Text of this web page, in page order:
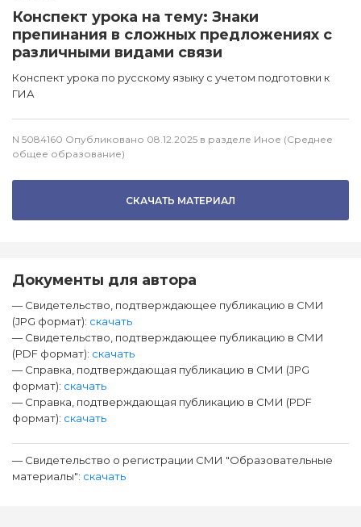
Конспект урока на тему: Знаки
препинания в сложных предложениях с
различными видами связи
Конспект урока по русскому языку с учетом подготовки к
ГИА
N 5084160 Опубликовано 08.12.2025 в разделе Иное (Среднее
общее образование)
СКАЧАТЬ МАТЕРИАЛ
Документы для автора
— Свидетельство, подтверждающее публикацию в СМИ
(JPG формат): скачать
— Свидетельство, подтверждающее публикацию в СМИ
(PDF формат): скачать
— Справка, подтверждающая публикацию в СМИ (JPG
формат): скачать
— Справка, подтверждающая публикацию в СМИ (PDF
формат): скачать
— Свидетельство о регистрации СМИ "Образовательные
материалы": скачать